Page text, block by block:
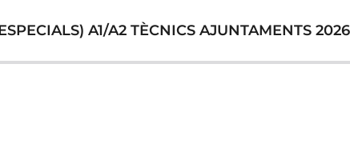
A1/A2 TÈCNICS AJUNTAMENTS 2026